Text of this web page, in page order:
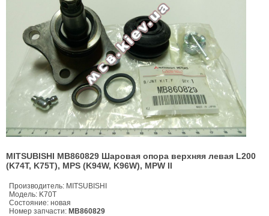
MITSUBISHI MB860829 Шаровая опора верхняя левая L200
(K74T, K75T), MPS (K94W, K96W), MPW II
Производитель: MITSUBISHI
Модель: K70T
Состояние: новая
Номер запчасти: MB860829